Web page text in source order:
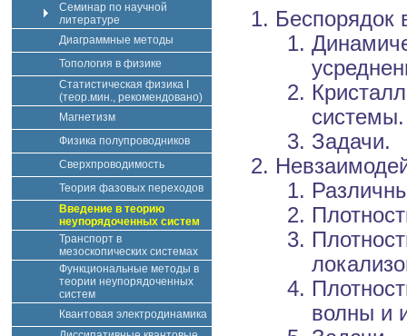
Семинар по научной
литературе
Диаграммные методы
Топология в физике
Статистическая физика I
(теор.мин., рекомендовано)
Магнетизм
Физика полупроводников
Сверхпроводимость
Теория фазовых переходов
Введение в теорию
неупорядоченных систем
Транспорт в
мезоскопических системах
Функциональные методы в
теории неупорядоченных
систем
Квантовая электродинамика
Беспорядок
Задачи.
волны и